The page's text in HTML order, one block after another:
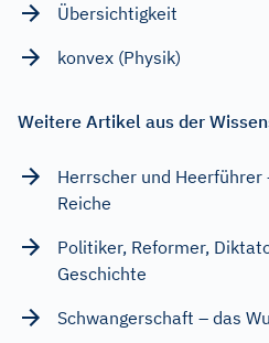
Übersichtigkeit
konvex (Physik)
Weitere Artikel aus der
Herrscher und Heerführer
Reiche
Politiker, Reformer,
Geschichte
Schwangerschaft – das